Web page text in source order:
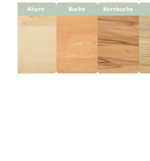
Ahorn Buche Kernbuche